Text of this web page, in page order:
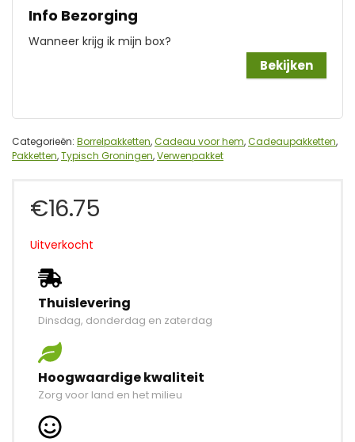
Info Bezorging
Wanneer krijg ik mijn box?
Bekijken
Categorieën: Borrelpakketten,Cadeau voor hem,Cadeaupakketten,
Pakketten,Typisch Groningen,Verwenpakket
€16.75
Uitverkocht
Thuislevering
Dinsdag, donderdag en zaterdag
Hoogwaardige kwaliteit
Zorg voor land en het milieu